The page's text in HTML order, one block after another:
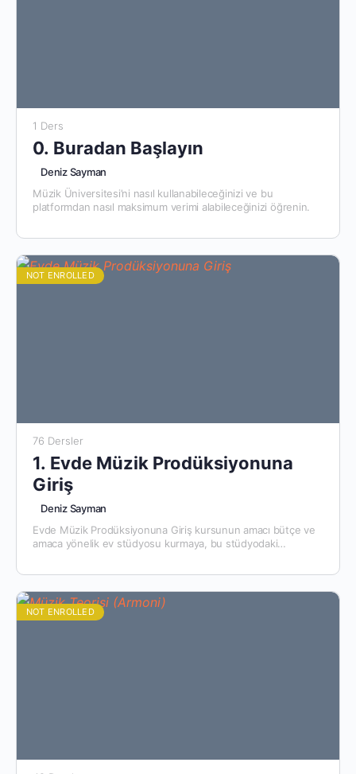
1 Ders
0. Buradan Başlayın
Deniz Sayman
Müzik Üniversitesi’ni nasıl kullanabileceğinizi ve bu
platformdan nasıl maksimum verimi alabileceğinizi öğrenin.
NOT ENROLLED
76 Dersler
1. Evde Müzik Prodüksiyonuna
Giriş
Deniz Sayman
Evde Müzik Prodüksiyonuna Giriş kursunun amacı bütçe ve
amaca yönelik ev stüdyosu kurmaya, bu stüdyodaki
NOT ENROLLED